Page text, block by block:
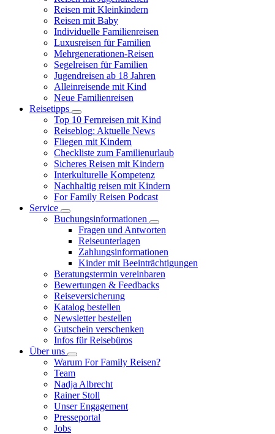
Reisen mit Kleinkindern
Reisen mit Baby
Individuelle Familienreisen
Luxusreisen für Familien
Mehrgenerationen-Reisen
Segelreisen für Familien
Jugendreisen ab 18 Jahren
Alleinreisende mit Kind
Neue Familienreisen
Reisetipps
Top 10 Fernreisen mit Kind
Reiseblog: Aktuelle News
Fliegen mit Kindern
Checkliste zum Familienurlaub
Sicheres Reisen mit Kindern
Interkulturelle Kompetenz
Nachhaltig reisen mit Kindern
For Family Reisen Podcast
Service
Buchungsinformationen
Fragen und Antworten
Reiseunterlagen
Zahlungsinformationen
Kinder mit Beeinträchtigungen
Beratungstermin vereinbaren
Bewertungen & Feedbacks
Reiseversicherung
Katalog bestellen
Newsletter bestellen
Gutschein verschenken
Infos für Reisebüros
Über uns
Warum For Family Reisen?
Team
Nadja Albrecht
Rainer Stoll
Unser Engagement
Presseportal
Jobs